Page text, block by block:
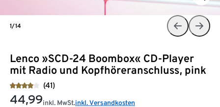
Lenco »SCD-24 Boombox« CD-Player
mit Radio und Kopfhöreranschluss, pink
(41)
44,99inkl. MwSt.inkl. Versandkosten
1/14